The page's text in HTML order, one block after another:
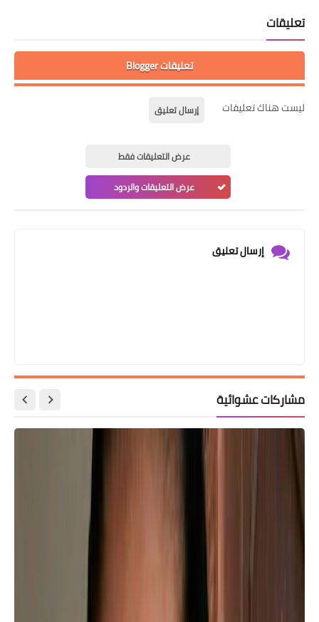
تعليقات
تعليقات Blogger
ليست هناك تعليقات إرسال تعليق
عرض التعليقات فقط
عرض التعليقات والردود
إرسال تعليق
مشاركات عشوائية